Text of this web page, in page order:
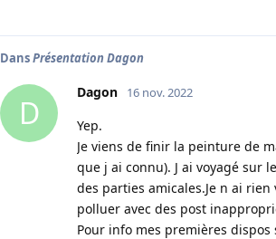
DansPrésentation Dagon
D
Dagon 16 nov. 2022
Yep.
Je viens de finir la peinture de
que j ai connu). J ai voyagé sur
des parties amicales.Je n ai
polluer avec des post
Pour info mes premières dispos